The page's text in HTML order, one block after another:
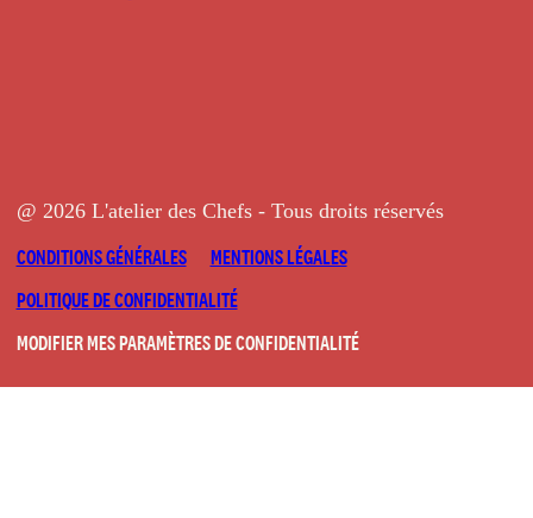
@ 2026 L'atelier des Chefs - Tous droits réservés
CONDITIONS GÉNÉRALES
MENTIONS LÉGALES
POLITIQUE DE CONFIDENTIALITÉ
MODIFIER MES PARAMÈTRES DE CONFIDENTIALITÉ